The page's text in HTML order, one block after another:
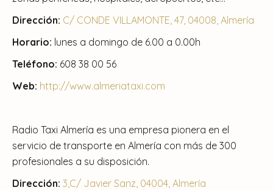
Dirección: C/ CONDE VILLAMONTE, 47, 04008, Almería
Horario: lunes a domingo de 6.00 a 0.00h
Teléfono: 608 38 00 56
Web: http://www.almeriataxi.com
Radio Taxi Almería es una empresa pionera en el
servicio de transporte en Almería con más de 300
profesionales a su disposición.
Dirección: 3,C/ Javier Sanz, 04004, Almería